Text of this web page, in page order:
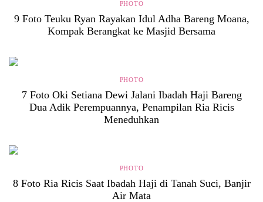
PHOTO
9 Foto Teuku Ryan Rayakan Idul Adha Bareng Moana,
Kompak Berangkat ke Masjid Bersama
PHOTO
7 Foto Oki Setiana Dewi Jalani Ibadah Haji Bareng
Dua Adik Perempuannya, Penampilan Ria Ricis
Meneduhkan
PHOTO
8 Foto Ria Ricis Saat Ibadah Haji di Tanah Suci, Banjir
Air Mata